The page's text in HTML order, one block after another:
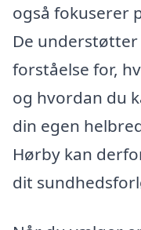
også fokuserer
De
forståelse for,
og hvordan du
din egen
Hørby kan
dit